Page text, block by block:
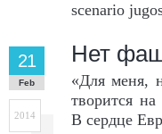
scenario
Нет
21
Feb
2014
«Для меня,
творится
В сердце